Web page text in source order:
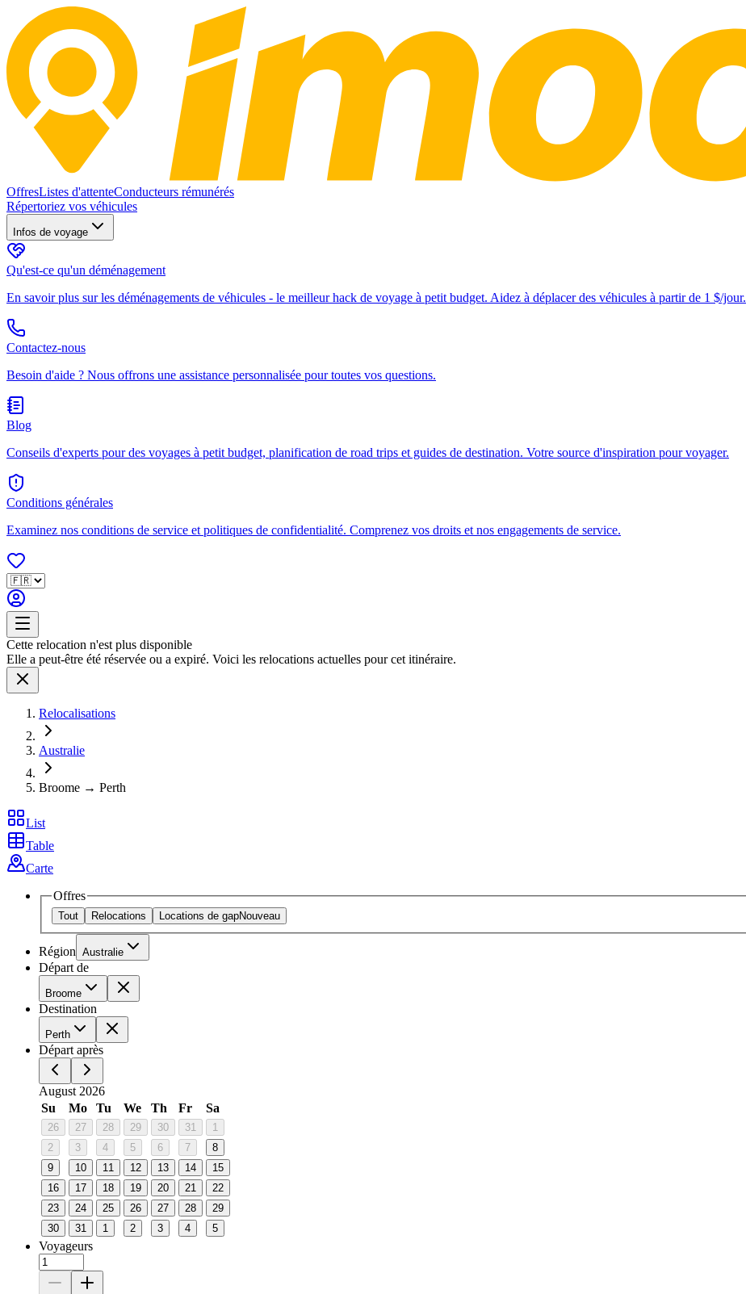
OffresListes d'attenteConducteurs rémunérés
Répertoriez vos véhicules
Infos de voyage
Qu'est-ce qu'un déménagement
En savoir plus sur les déménagements de véhicules - le meilleur hack de voyage à petit budget. Aidez à déplacer des véhicules à partir de 1 $/jour.
Contactez-nous
Besoin d'aide ? Nous offrons une assistance personnalisée pour toutes vos questions.
Blog
Conseils d'experts pour des voyages à petit budget, planification de road trips et guides de destination. Votre source d'inspiration pour voyager.
Conditions générales
Examinez nos conditions de service et politiques de confidentialité. Comprenez vos droits et nos engagements de service.
Cette relocation n'est plus disponible
Elle a peut-être été réservée ou a expiré. Voici les relocations actuelles pour cet itinéraire.
Relocalisations
Australie
Broome → Perth
List
Table
Carte
Offres
Tout Relocations Locations de gapNouveau
Région Australie
Départ de
Broome
Destination
Perth
Départ après
August 2026
Su
Mo Tu We Th Fr Sa
26 27 28 29 30 31
1
2
3 4 5 6 7
8
9
10 11 12 13 14
15
16
17 18 19 20 21
22
23
24 25 26 27 28
29
30
31 1 2 3 4 5
Voyageurs